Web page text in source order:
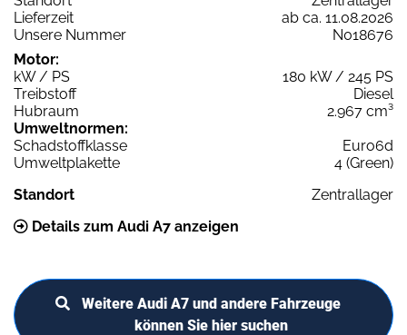
Lieferzeit
ab ca. 11.08.2026
Unsere Nummer
N018676
Motor:
kW / PS
180 kW / 245 PS
Treibstoff
Diesel
Hubraum
2.967 cm³
Umweltnormen:
Schadstoffklasse
Euro6d
Umweltplakette
4 (Green)
Standort
Zentrallager
Details zum Audi A7 anzeigen
Weitere Audi A7 und andere Fahrzeuge
können Sie hier suchen